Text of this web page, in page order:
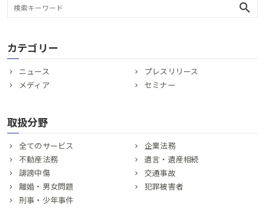
search
カテゴリー
ニュース
プレスリリース
メディア
セミナー
取扱分野
全てのサービス
企業法務
不動産法務
遺言・遺産相続
誹謗中傷
交通事故
離婚・男女問題
犯罪被害者
刑事・少年事件